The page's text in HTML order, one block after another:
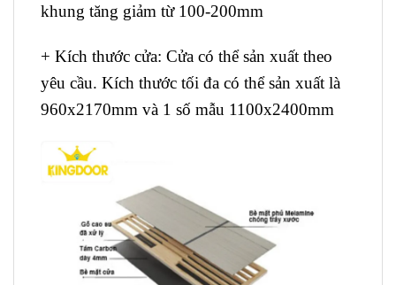
khung tăng giảm từ 100-200mm
+ Kích thước cửa: Cửa có thể sản xuất theo
yêu cầu. Kích thước tối đa có thể sản xuất là
960x2170mm và 1 số mẫu 1100x2400mm